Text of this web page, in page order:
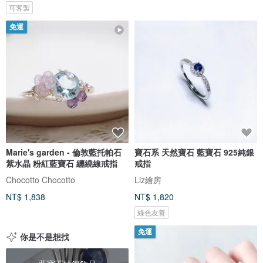
可客製
免運
Marie's garden - 倫敦藍托帕石
紫水晶 粉紅藍寶石 纏繞線戒指
Chocotto Chocotto
NT$ 1,838
寶石系 天然寶石 藍寶石 925純銀
戒指
Liz繪房
NT$ 1,820
綠色友善
你是不是想找 免運